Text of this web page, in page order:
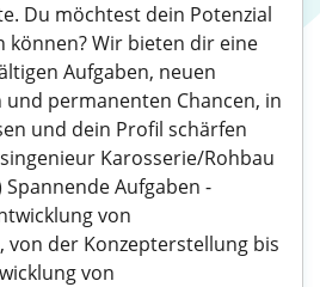
Du möchtest dein Potenzial
Wir bieten dir eine
Aufgaben, neuen
permanenten Chancen, in
und dein Profil schärfen
Karosserie/Rohbau
Aufgaben -
von
von der Konzepterstellung bis
von